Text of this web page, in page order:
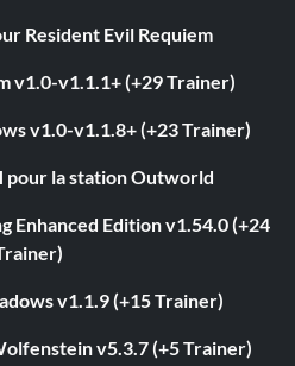
Resident Evil Requiem
v1.0-v1.1.1+ (+29 Trainer)
v1.0-v1.1.8+ (+23 Trainer)
pour la station Outworld
Enhanced Edition v1.54.0 (+24
v1.1.9 (+15 Trainer)
v5.3.7 (+5 Trainer)